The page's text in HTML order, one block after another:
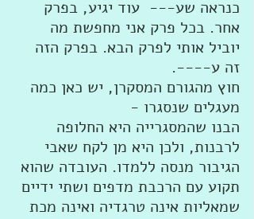
כנראה שע---  עוד יגיע, בפרק
אחר. בכל פרק אני מחפשת מה
יוביל אותי לפרק הבא. בפרק הזה
זה ע----.
חוץ מהגורם המסקרן, יש כאן כמה
מעגלים שנסגרו -
הבנו שהמסגרייה היא החלופה
לרבנות, ולכן היא מן לקח שאבי
הגיבור מנסה ללמדו. העובדה שהוא
תקוע עם הרכבת מדפים ושתי ידיים
שמאליות אינה טרגדיה ואינה מכת